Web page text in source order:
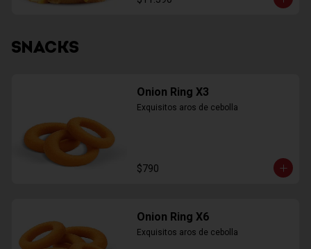
SNACKS
Onion Ring X3
Exquisitos aros de cebolla
$790
Onion Ring X6
Exquisitos aros de cebolla